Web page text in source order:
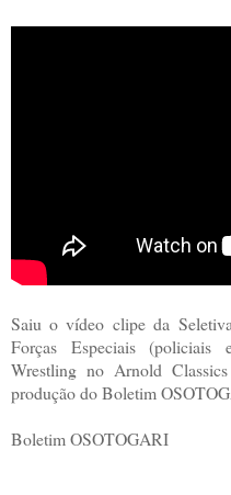
Saiu o vídeo clipe da
Forças Especiais (policiais
Wrestling no Arnold
produção do Boletim
Boletim OSOTOGARI